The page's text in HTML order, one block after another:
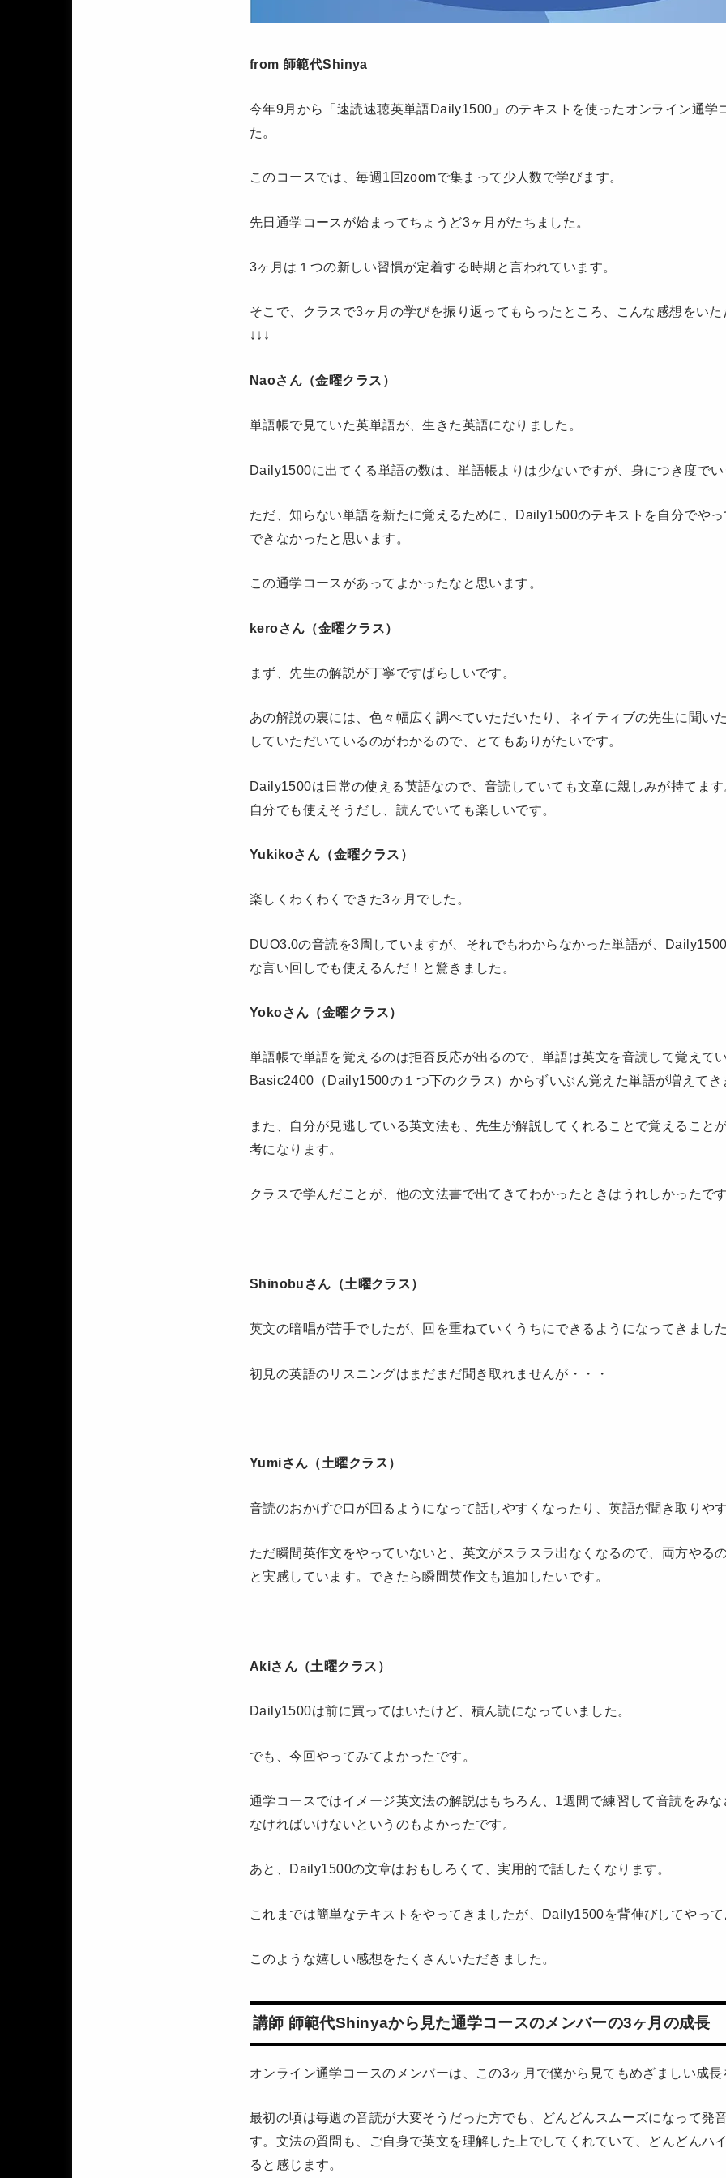
from 師範代Shinya
今年9月から「速読速聴英単語Daily1500」のテキストを使ったオンライン通学
た。
このコースでは、毎週1回zoomで集まって少人数で学びます。
先日通学コースが始まってちょうど3ヶ月がたちました。
3ヶ月は１つの新しい習慣が定着する時期と言われています。
そこで、クラスで3ヶ月の学びを振り返ってもらったところ、こんな感想をいた
↓↓↓
Naoさん（金曜クラス）
単語帳で見ていた英単語が、生きた英語になりました。
Daily1500に出てくる単語の数は、単語帳よりは少ないですが、身につき度でい
ただ、知らない単語を新たに覚えるために、Daily1500のテキストを自分でやっ
できなかったと思います。
この通学コースがあってよかったなと思います。
keroさん（金曜クラス）
まず、先生の解説が丁寧ですばらしいです。
あの解説の裏には、色々幅広く調べていただいたり、ネイティブの先生に聞い
していただいているのがわかるので、とてもありがたいです。
Daily1500は日常の使える英語なので、音読していても文章に親しみが持てます
自分でも使えそうだし、読んでいても楽しいです。
Yukikoさん（金曜クラス）
楽しくわくわくできた3ヶ月でした。
DUO3.0の音読を3周していますが、それでもわからなかった単語が、
な言い回しでも使えるんだ！と驚きました。
Yokoさん（金曜クラス）
単語帳で単語を覚えるのは拒否反応が出るので、単語は英文を音読して覚えてい
Basic2400（Daily1500の１つ下のクラス）からずいぶん覚えた単語が増えてき
また、自分が見逃している英文法も、先生が解説してくれることで覚えること
考になります。
クラスで学んだことが、他の文法書で出てきてわかったときはうれしかったです
Shinobuさん（土曜クラス）
英文の暗唱が苦手でしたが、回を重ねていくうちにできるようになってきました
初見の英語のリスニングはまだまだ聞き取れませんが・・・
Yumiさん（土曜クラス）
音読のおかげで口が回るようになって話しやすくなったり、英語が聞き取りや
ただ瞬間英作文をやっていないと、英文がスラスラ出なくなるので、両方やる
と実感しています。できたら瞬間英作文も追加したいです。
Akiさん（土曜クラス）
Daily1500は前に買ってはいたけど、積ん読になっていました。
でも、今回やってみてよかったです。
通学コースではイメージ英文法の解説はもちろん、1週間で練習して音読をみな
なければいけないというのもよかったです。
あと、Daily1500の文章はおもしろくて、実用的で話したくなります。
これまでは簡単なテキストをやってきましたが、Daily1500を背伸びしてやって
このような嬉しい感想をたくさんいただきました。
講師 師範代Shinyaから見た通学コースのメンバーの3ヶ月の成長
オンライン通学コースのメンバーは、この3ヶ月で僕から見てもめざましい成長
最初の頃は毎週の音読が大変そうだった方でも、どんどんスムーズになって発
す。 文法の質問も、ご自身で英文を理解した上でしてくれていて、どんどんハ
ると感じます。